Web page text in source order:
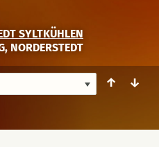
SYLTKÜHLEN
NORDERSTEDT
↑ ↓